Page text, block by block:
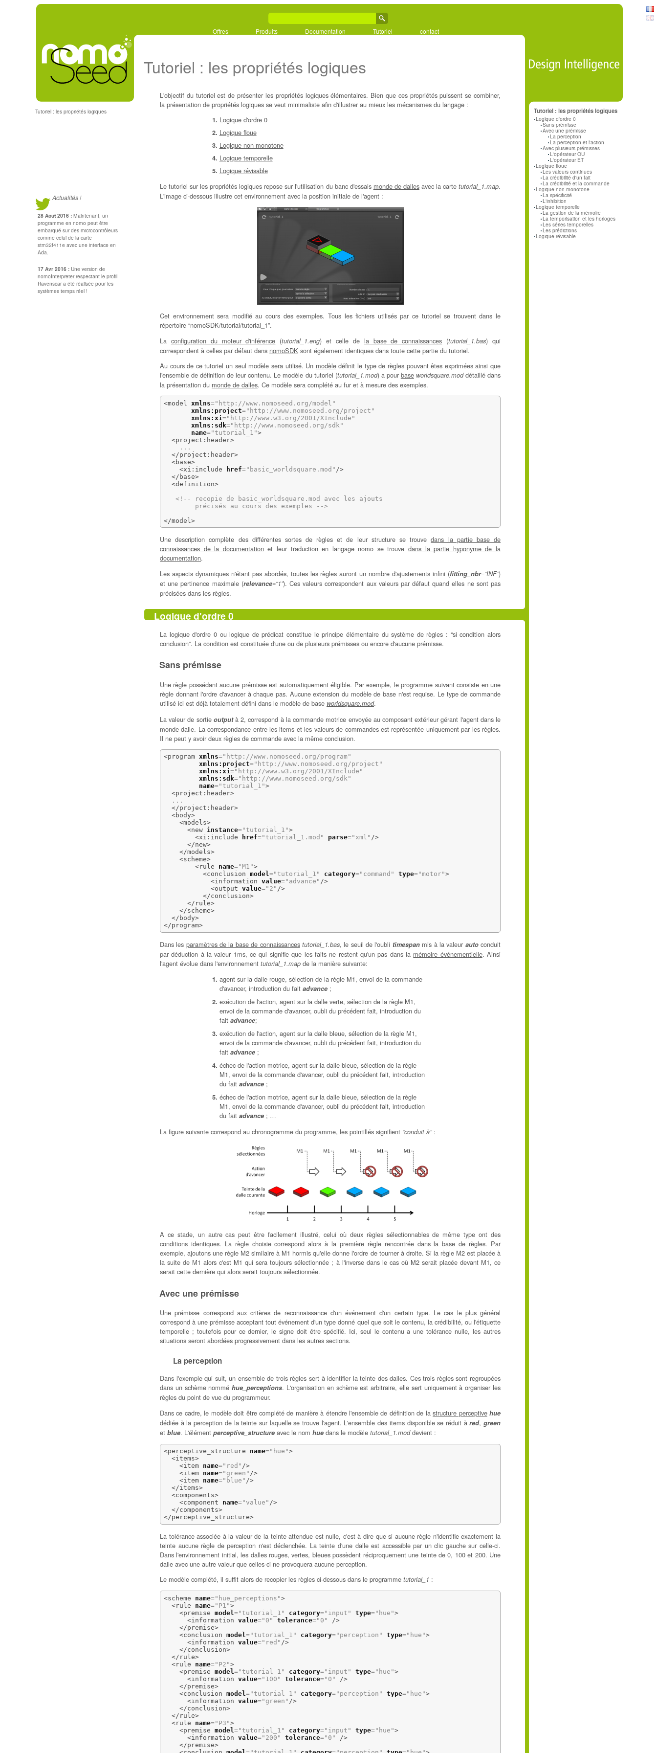
Offres Produits Documentation Tutoriel contact
Tutoriel : les propriétés logiques
Actualités !
28 Août 2016 : Maintenant, un
programme en nomo peut être
embarqué sur des microcontrôleurs
comme celui de la carte
stm32f411e avec une interface en
Ada.
17 Avr 2016 : Une version de
nomoInterpreter respectant le profil
Ravenscar a été réalisée pour les
systèmes temps réel !
Tutoriel : les propriétés logiques
Logique d'ordre 0
Sans prémisse
Avec une prémisse
La perception
La perception et l'action
Avec plusieurs prémisses
L'opérateur OU
L'opérateur ET
Logique floue
Les valeurs continues
La crédibilité d'un fait
La crédibilité et la commande
Logique non-monotone
La spécificité
L'inhibition
Logique temporelle
La gestion de la mémoire
La temporisation et les horloges
Les séries temporelles
Les prédictions
Logique révisable
Tutoriel : les propriétés logiques
L'objectif du tutoriel est de présenter les propriétés logiques élémentaires. Bien que ces propriétés puissent se combiner,
la présentation de propriétés logiques se veut minimaliste afin d'illustrer au mieux les mécanismes du langage :
Logique d'ordre 0
Logique floue
Logique non-monotone
Logique temporelle
Logique révisable
Le tutoriel sur les propriétés logiques repose sur l'utilisation du banc d'essais monde de dallesavec la cartetutorial_1.map.
L'image ci-dessous illustre cet environnement avec la position initiale de l'agent :
Cet environnement sera modifié au cours des exemples. Tous les fichiers utilisés par ce tutoriel se trouvent dans le
répertoire “nomoSDK/tutorial/tutorial_1”.
La configuration du moteur d'inférence (tutorial_1.eng) et celle de la base de connaissances (tutorial_1.bas) qui
correspondent à celles par défaut dans nomoSDK sont également identiques dans toute cette partie du tutoriel.
Au cours de ce tutoriel un seul modèle sera utilisé. Un modèledéfinit le type de règles pouvant êtes exprimées ainsi que
l'ensemble de définition de leur contenu. Le modèle du tutoriel (tutorial_1.mod) a pour base worldsquare.moddétaillé dans
la présentation du monde de dalles. Ce modèle sera complété au fur et à mesure des exemples.
<model xmlns="http://www.nomoseed.org/model"
xmlns:project="http://www.nomoseed.org/project"
xmlns:xi ="http://www.w3.org/2001/XInclude"
xmlns:sdk="http://www.nomoseed.org/sdk"
name="tutorial_1">
<project:header>
    ...
</project:header>
<base>
<xi:include
href="basic_worldsquare.mod" />
</base>
<definition>
<!-- recopie de basic_worldsquare.mod avec les ajouts
        précisés au cours des exemples -->
</model >
Une description complète des différentes sortes de règles et de leur structure se trouvedans la partie base de
connaissances de la documentationet leur traduction en langage nomo se trouvedans la partie hyponyme de la
documentation.
Les aspects dynamiques n'étant pas abordés, toutes les règles auront un nombre d'ajustements infini (fitting_nbr=“INF”)
et une pertinence maximale (relevance=“1”). Ces valeurs correspondent aux valeurs par défaut quand elles ne sont pas
précisées dans les règles.
Logique d'ordre 0
La logique d'ordre 0 ou logique de prédicat constitue le principe élémentaire du système de règles : “si condition alors
conclusion”. La condition est constituée d'une ou de plusieurs prémisses ou encore d'aucune prémisse.
Sans prémisse
Une règle possédant aucune prémisse est automatiquement éligible. Par exemple, le programme suivant consiste en une
règle donnant l'ordre d'avancer à chaque pas. Aucune extension du modèle de base n'est requise. Le type de commande
utilisé ici est déjà totalement défini dans le modèle de base worldsquare.mod.
La valeur de sortie outputà 2, correspond à la commande motrice envoyée au composant extérieur gérant l'agent dans le
monde dalle. La correspondance entre les items et les valeurs de commandes est représentée uniquement par les règles.
Il ne peut y avoir deux règles de commande avec la même conclusion.
<program xmlns="http://www.nomoseed.org/program"
xmlns:project="http://www.nomoseed.org/project"
xmlns:xi="http://www.w3.org/2001/XInclude"
xmlns:sdk="http://www.nomoseed.org/sdk"
name="tutorial_1">
<project:header>
  ...
</project:header>
<body>
<models>
<new
instance="tutorial_1">
<xi:include
href="tutorial_1.mod" parse="xml" />
</new>
</models>
<scheme>
<rule
name="M1">
<conclusion model="tutorial_1" category="command" type="motor">
<information value="advance" />
<output value="2" />
</conclusion>
</rule>
</scheme>
</body>
</program>
Dans les paramètres de la base de connaissances tutorial_1.bas, le seuil de l'oubli timespanmis à la valeur autoconduit
par déduction à la valeur 1ms, ce qui signifie que les faits ne restent qu'un pas dans la mémoire événementielle. Ainsi
l'agent évolue dans l'environnement tutorial_1.map de la manière suivante:
agent sur la dalle rouge, sélection de la règle M1, envoi de la commande
d'avancer, introduction du fait advance;
exécution de l'action, agent sur la dalle verte, sélection de la règle M1,
envoi de la commande d'avancer, oubli du précédent fait, introduction du
fait advance;
exécution de l'action, agent sur la dalle bleue, sélection de la règle M1,
envoi de la commande d'avancer, oubli du précédent fait, introduction du
fait advance;
échec de l'action motrice, agent sur la dalle bleue, sélection de la règle
M1, envoi de la commande d'avancer, oubli du précédent fait, introduction
du fait advance;
échec de l'action motrice, agent sur la dalle bleue, sélection de la règle
M1, envoi de la commande d'avancer, oubli du précédent fait, introduction
du fait advance; …
La figure suivante correspond au chronogramme du programme, les pointillés signifient “conduit à”:
A ce stade, un autre cas peut être facilement illustré, celui où deux règles sélectionnables de même type ont des
conditions identiques. La règle choisie correspond alors à la première règle rencontrée dans la base de règles. Par
exemple, ajoutons une règle M2 similaire à M1 hormis qu'elle donne l'ordre de tourner à droite. Si la règle M2 est placée à
la suite de M1 alors c'est M1 qui sera toujours sélectionnée ; à l'inverse dans le cas où M2 serait placée devant M1, ce
serait cette dernière qui alors serait toujours sélectionnée.
Avec une prémisse
Une prémisse correspond aux critères de reconnaissance d'un événement d'un certain type. Le cas le plus général
correspond à une prémisse acceptant tout événement d'un type donné quel que soit le contenu, la crédibilité, ou l'étiquette
temporelle ; toutefois pour ce dernier, le signe doit être spécifié. Ici, seul le contenu a une tolérance nulle, les autres
situations seront abordées progressivement dans les autres sections.
La perception
Dans l'exemple qui suit, un ensemble de trois règles sert à identifier la teinte des dalles. Ces trois règles sont regroupées
dans un schème nomméhue_perceptions. L'organisation en schème est arbitraire, elle sert uniquement à organiser les
règles du point de vue du programmeur.
Dans ce cadre, le modèle doit être complété de manière à étendre l'ensemble de définition de lastructure perceptive hue
dédiée à la perception de la teinte sur laquelle se trouve l'agent. L'ensemble des items disponible se réduit àred,green
et blue. L'élément perceptive_structure avec le nom hue dans le modèle tutorial_1.moddevient :
<perceptive_structure name="hue">
<items>
<item
name="red" />
<item
name="green" />
<item
name="blue" />
</items>
<components>
<component
name="value" />
</components>
</perceptive_structure>
La tolérance associée à la valeur de la teinte attendue est nulle, c'est à dire que si aucune règle n'identifie exactement la
teinte aucune règle de perception n'est déclenchée. La teinte d'une dalle est accessible par un clic gauche sur celle-ci.
Dans l'environnement initial, les dalles rouges, vertes, bleues possèdent réciproquement une teinte de 0, 100 et 200. Une
dalle avec une autre valeur que celles-ci ne provoquera aucune perception.
Le modèle complété, il suffit alors de recopier les règles ci-dessous dans le programme tutorial_1 :
<scheme name="hue_perceptions">
<rule
name="P1">
<premise model ="tutorial_1" category="input" type="hue">
<information value="0" tolerance="0"
/>
</premise>
<conclusion model ="tutorial_1" category="perception" type="hue">
<information value="red" />
</conclusion>
</rule>
<rule
name="P2">
<premise model ="tutorial_1" category="input" type="hue">
<information value="100" tolerance="0"
/>
</premise>
<conclusion model ="tutorial_1" category="perception" type="hue">
<information value="green" />
</conclusion>
</rule>
<rule
name="P3">
<premise model ="tutorial_1" category="input" type="hue">
<information value="200" tolerance="0"
/>
</premise>